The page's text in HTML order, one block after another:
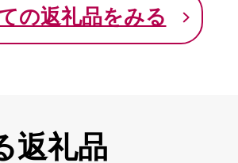
の返礼品をみる
返礼品